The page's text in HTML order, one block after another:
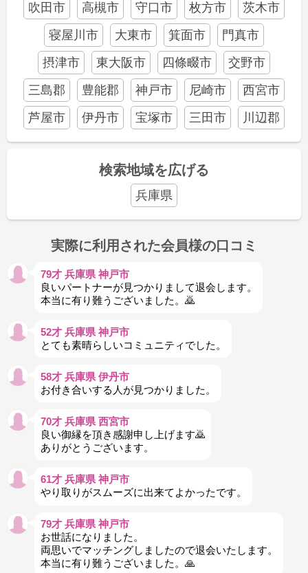
吹田市
高槻市 守口市 枚方市
茨木市
寝屋川市
大東市 箕面市
門真市
摂津市
東大阪市 四條畷市
交野市
三島郡
豊能郡 神戸市 尼崎市
西宮市
芦屋市
伊丹市 宝塚市 三田市 川辺郡
検索地域を広げる
兵庫県
実際に利用された会員様の口コミ
79才 兵庫県 神戸市
良いパートナーが見つかりまして退会します。
本当に有り難うございました。🙇
52才 兵庫県 神戸市
とても素晴らしいコミュニティでした。
58才 兵庫県 伊丹市
お付き合いする人が見つかりました。
70才 兵庫県 西宮市
良い御縁を頂き感謝申し上げます🙇
ありがとうございます。
61才 兵庫県 神戸市
やり取りがスムーズに出来てよかったです。
79才 兵庫県 神戸市
お世話になりました。
両思いでマッチングしましたので退会いたします。
本当に有り難うございました。🙏